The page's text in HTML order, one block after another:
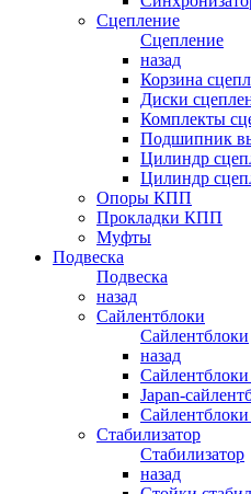
Сцепление
Сцепление
назад
Корзина
Диски
Комплекты
Подшипник
Цилиндр
Цилиндр
Опоры КПП
Прокладки КПП
Муфты
Подвеска
Подвеска
назад
Сайлентблоки
Сайлентблоки
назад
Japan-
Сайлентблоки
Стабилизатор
Стабилизатор
назад